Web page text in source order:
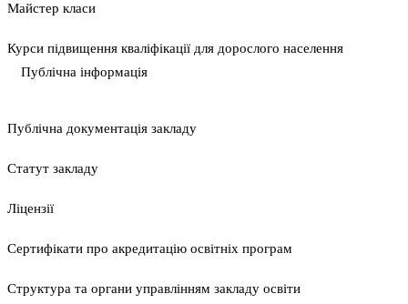
Майстер класи
Курси підвищення кваліфікації для дорослого населення
Публічна інформація
Публічна документація закладу
Статут закладу
Ліцензії
Сертифікати про акредитацію освітніх програм
Структура та органи управлінням закладу освіти